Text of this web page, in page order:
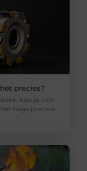
precies?
kies je voor
hoge precisie